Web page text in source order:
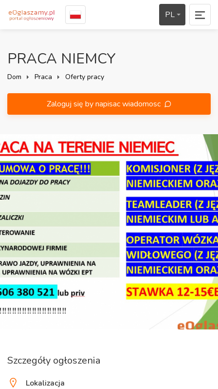
PL
PRACA NIEMCY
Dom Praca Oferty pracy
Zaloguj się by napisac wiadomosc
Szczegóły ogłoszenia
Lokalizacja